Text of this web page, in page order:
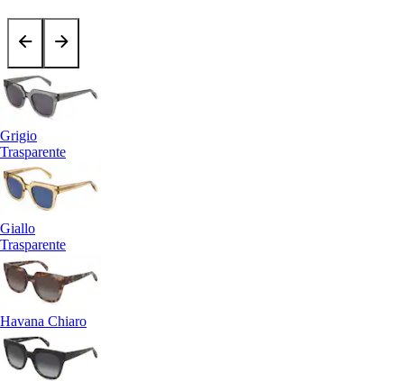
Grigio
Trasparente
Giallo
Trasparente
Havana Chiaro